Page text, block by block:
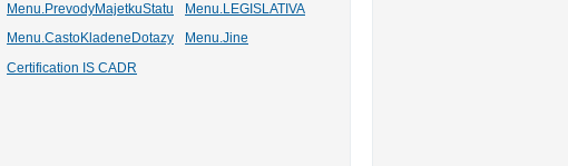
Menu.PrevodyMajetkuStatu
Menu.LEGISLATIVA
Menu.CastoKladeneDotazy Menu.Jine
Certification IS CADR